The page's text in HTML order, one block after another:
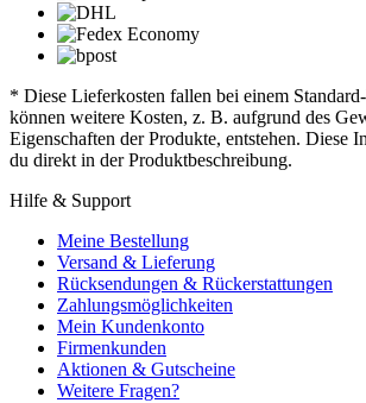
* Diese Lieferkosten fallen bei einem
können weitere Kosten, z. B. aufgrund des
Eigenschaften der Produkte, entstehen. Diese
du direkt in der Produktbeschreibung.
Hilfe & Support
Meine Bestellung
Versand & Lieferung
Rücksendungen & Rückerstattungen
Zahlungsmöglichkeiten
Mein Kundenkonto
Firmenkunden
Aktionen & Gutscheine
Weitere Fragen?